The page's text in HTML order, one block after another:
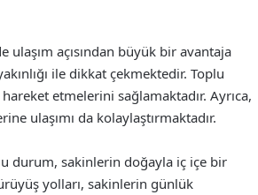
açısından büyük bir avantaja
ile dikkat çekmektedir. Toplu
etmelerini sağlamaktadır. Ayrıca,
ulaşımı da kolaylaştırmaktadır.
durum, sakinlerin doğayla iç içe bir
yolları, sakinlerin günlük